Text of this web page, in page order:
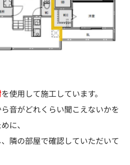
を使用して施工しています。
音がどれくらい聞こえないかを
に、
隣の部屋で確認していただいて